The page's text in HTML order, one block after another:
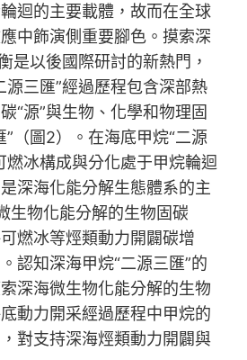
迴的主要載體，故而在全球
中飾演側重要腳色。摸索深
是以後國際研討的新熱門，
源三匯”經過歷程包含深部熱
“源”與生物、化學和物理固
”（圖2）。在海底甲烷“二源
燃冰構成與分化處于甲烷輪迴
深海化能分解生態體系的主
生物化能分解的生物固碳
可燃冰等烴類動力開闢碳增
認知深海甲烷“二源三匯”的
深海微生物化能分解的生物
動力開采經過歷程中甲烷的
對支持深海烴類動力開闢與